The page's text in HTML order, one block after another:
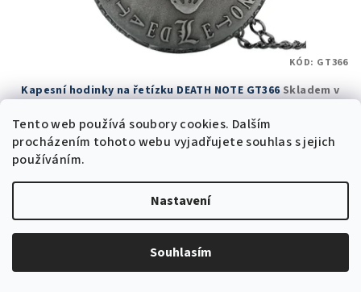
Tento web používá soubory cookies. Dalším
procházením tohoto webu vyjadřujete souhlas s jejich
používáním.
Nastavení
Souhlasím
Kapesní hodinky na řetízku DEATH NOTE GT366Skladem v
385 Kč bez DPH
466 Kč
Skladem v ČR(5 ks)
Průměrné
hodnocení
produktu
je
5,0
KÓD: GT366